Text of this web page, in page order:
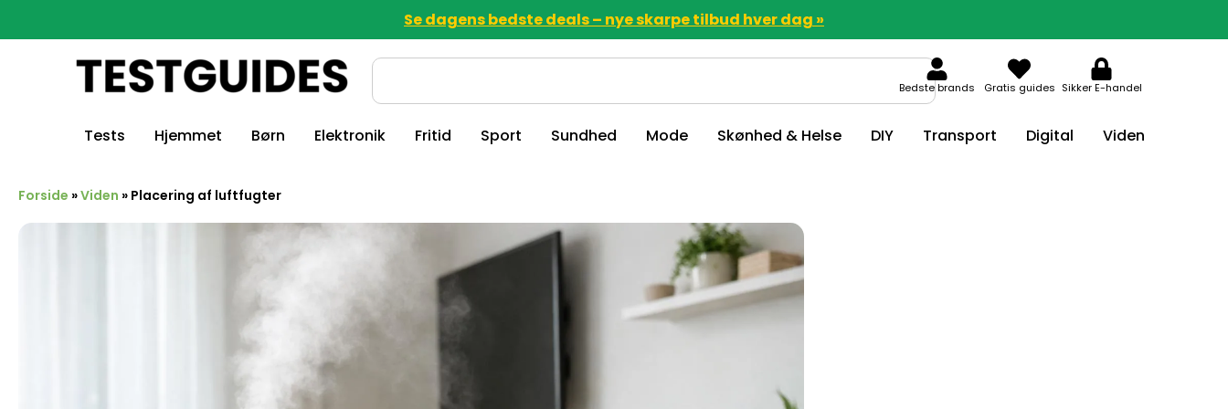
Se dagens bedste deals – nye skarpe tilbud hver dag »
Bedste brands Gratis guides Sikker E-handel
Tests Hjemmet Børn Elektronik Fritid Sport Sundhed Mode Skønhed & Helse DIY Transport Digital Viden
Forside »Viden » Placering af luftfugter